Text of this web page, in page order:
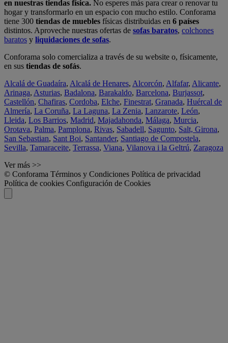
en nuestras tiendas física. No esperes más para crear o renovar tu
hogar y transformarlo en un espacio con mucho estilo. Conforama
tiene 300 tiendas de muebles físicas distribuidas en 6 países
distintos. Aproveche nuestras ofertas de sofas baratos, colchones
baratos y liquidaciones de sofas.
Conforama solo comercializa a través de su website o, físicamente,
en sus tiendas de sofás.
Alcalá de Guadaíra, Alcalá de Henares, Alcorcón, Alfafar, Alicante,
Arinaga, Asturias, Badalona, Barakaldo, Barcelona, Burjassot,
Castellón, Chafiras, Cordoba, Elche, Finestrat, Granada, Huércal de
Almería, La Coruña, La Laguna, La Zenia, Lanzarote, León,
Lleida, Los Barrios, Madrid, Majadahonda, Málaga, Murcia,
Orotava, Palma, Pamplona, Rivas, Sabadell, Sagunto, Salt, Girona,
San Sebastian, Sant Boi, Santander, Santiago de Compostela,
Sevilla, Tamaraceite, Terrassa, Viana, Vilanova i la Geltrú, Zaragoza
Ver más >>
© Conforama Términos y Condiciones Política de privacidad
Política de cookies Configuración de Cookies